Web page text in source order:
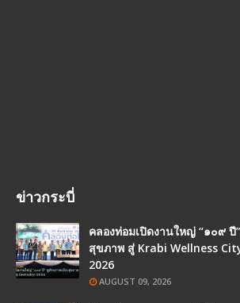
ข่าวกระบี่
คลองท่อมเปิดงานใหญ่ “๑๐๙ ปี
สุขภาพ สู่ Krabi Wellness
2026
AUGUST 09, 2026